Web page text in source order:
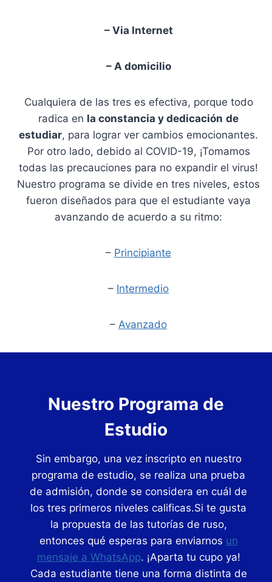
– Via Internet
– A domicilio
Cualquiera de las tres es efectiva, porque todo
radica en la constancia y dedicación de
estudiar, para lograr ver cambios emocionantes.
Por otro lado, debido al COVID-19, ¡Tomamos
todas las precauciones para no expandir el virus!
Nuestro programa se divide en tres niveles, estos
fueron diseñados para que el estudiante vaya
avanzando de acuerdo a su ritmo:
– Principiante
– Intermedio
– Avanzado
Nuestro Programa de
Estudio
Sin embargo, una vez inscripto en nuestro
programa de estudio, se realiza una prueba
de admisión, donde se considera en cuál de
los tres primeros niveles calificas.Si te gusta
la propuesta de las tutorías de ruso,
entonces qué esperas para enviarnos un
mensaje a WhatsApp. ¡Aparta tu cupo ya!
Cada estudiante tiene una forma distinta de